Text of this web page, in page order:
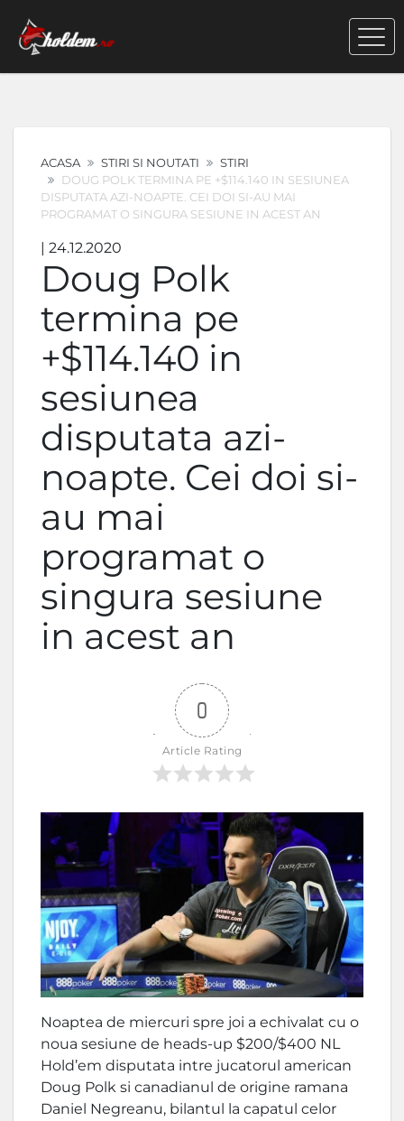
ACASA STIRI SI NOUTATI
STIRI
DOUG POLK TERMINA PE +$114.140 IN SESIUNEA
DISPUTATA AZI-NOAPTE. CEI DOI SI-AU MAI
PROGRAMAT O SINGURA SESIUNE IN ACEST AN
| 24.12.2020
Doug Polk
termina pe
+$114.140 in
sesiunea
disputata azi-
noapte. Cei doi si-
au mai
programat o
singura sesiune
in acest an
0
Article Rating
Noaptea de miercuri spre joi a echivalat cu o
noua sesiune de heads-up $200/$400 NL
Hold’em disputata intre jucatorul american
Doug Polk si canadianul de origine ramana
Daniel Negreanu, bilantul la capatul celor